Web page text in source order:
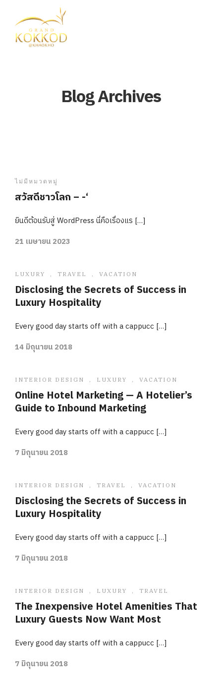
Blog Archives
ไม่มีหมวดหมู่
สวัสดีชาวโลก – -‘
ยินดีต้อนรับสู่ WordPress นี่คือเรื่องแร […]
21 เมษายน 2023
LUXURY , TRAVEL , VACATION
Disclosing the Secrets of Success in
Luxury Hospitality
Every good day starts off with a cappucc […]
14 มิถุนายน 2018
INTERIOR DESIGN , LUXURY , VACATION
Online Hotel Marketing — A Hotelier’s
Guide to Inbound Marketing
Every good day starts off with a cappucc […]
7 มิถุนายน 2018
INTERIOR DESIGN , TRAVEL , VACATION
Disclosing the Secrets of Success in
Luxury Hospitality
Every good day starts off with a cappucc […]
7 มิถุนายน 2018
INTERIOR DESIGN , LUXURY , TRAVEL
The Inexpensive Hotel Amenities That
Luxury Guests Now Want Most
Every good day starts off with a cappucc […]
7 มิถุนายน 2018